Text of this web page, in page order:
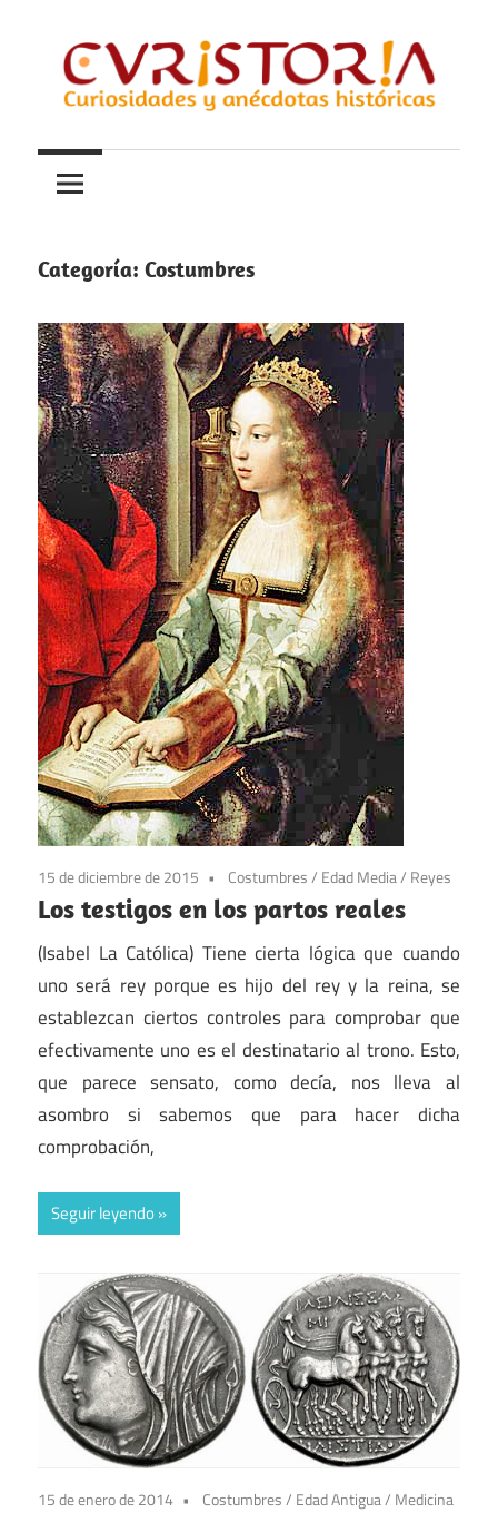
contenido
Curistoria
y
anécdotas
historia
Categoría: Costumbres
15 de diciembre de 2015 Costumbres/ Edad Media/ Reyes
Los testigos en los partos reales
(Isabel La Católica) Tiene cierta lógica que cuando
uno será rey porque es hijo del rey y la reina, se
establezcan ciertos controles para comprobar que
efectivamente uno es el destinatario al trono. Esto,
que parece sensato, como decía, nos lleva al
asombro si sabemos que para hacer dicha
comprobación,
Seguir leyendo
15 de enero de 2014 Costumbres/ Edad Antigua/ Medicina